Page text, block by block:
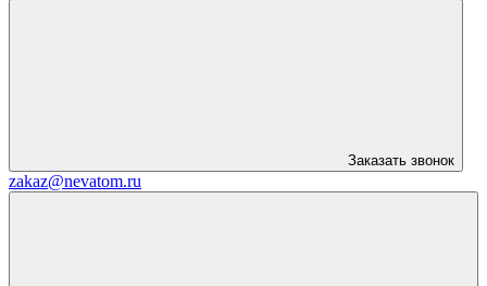
Заказать звонок
zakaz@nevatom.ru